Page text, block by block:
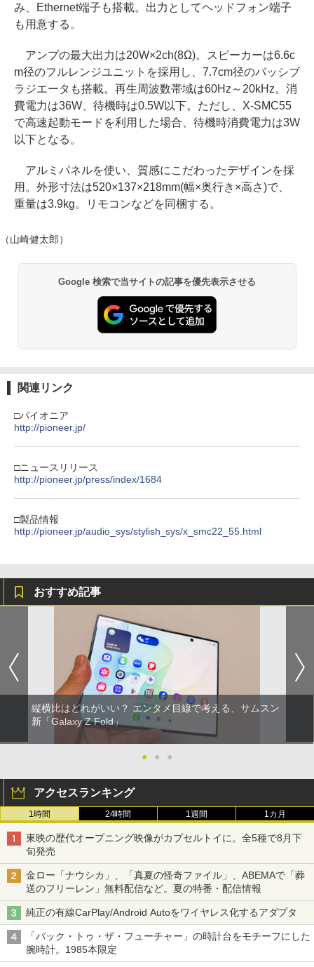
み、Ethernet端子も搭載。出力としてヘッドフォン端子
も用意する。
アンプの最大出力は20W×2ch(8Ω)。スピーカーは6.6c
m径のフルレンジユニットを採用し、7.7cm径のパッシブ
ラジエータも搭載。再生周波数帯域は60Hz～20kHz。消
費電力は36W、待機時は0.5W以下。ただし、X-SMC55
で高速起動モードを利用した場合、待機時消費電力は3W
以下となる。
アルミパネルを使い、質感にこだわったデザインを採
用。外形寸法は520×137×218mm(幅×奥行き×高さ)で、
重量は3.9kg。リモコンなどを同梱する。
（山崎健太郎）
Google 検索で当サイトの記事を優先表示させる
関連リンク
□パイオニア
http://pioneer.jp/
□ニュースリリース
http://pioneer.jp/press/index/1684
□製品情報
http://pioneer.jp/audio_sys/stylish_sys/x_smc22_55.html
おすすめ記事
縦横比はどれがいい？ エンタメ目線で考える、サムスン
新「Galaxy Z Fold」
● ● ●
アクセスランキング
1時間 24時間 1週間 1カ月
東映の歴代オープニング映像がカプセルトイに。全5種で8月下
旬発売
金ロー「ナウシカ」、「真夏の怪奇ファイル」、ABEMAで「葬
送のフリーレン」無料配信など。夏の特番・配信情報
純正の有線CarPlay/Android Autoをワイヤレス化するアダプタ
「バック・トゥ・ザ・フューチャー」の時計台をモチーフにした
腕時計。1985本限定